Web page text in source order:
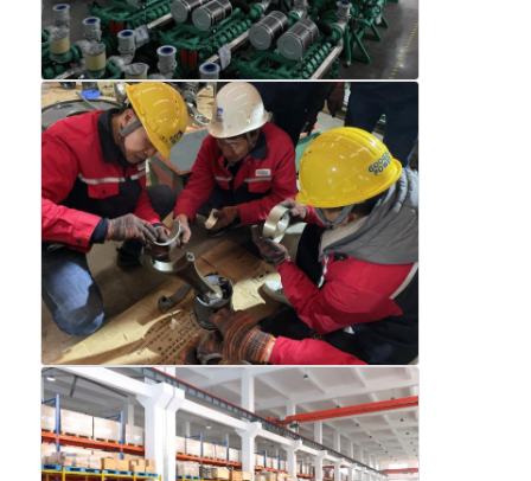
Set Generator CNG
Aksesoris Generator
Kendaraan pencahayaan bergerak